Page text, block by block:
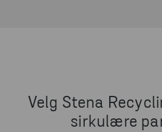
Velg Stena
sirkulære